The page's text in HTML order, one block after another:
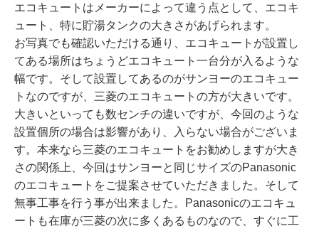
エコキュートはメーカーによって違う点として、エコキ
ュート、特に貯湯タンクの大きさがあげられます。
お写真でも確認いただける通り、エコキュートが設置し
てある場所はちょうどエコキュート一台分が入るような
幅です。そして設置してあるのがサンヨーのエコキュー
トなのですが、三菱のエコキュートの方が大きいです。
大きいといっても数センチの違いですが、今回のような
設置個所の場合は影響があり、入らない場合がございま
す。本来なら三菱のエコキュートをお勧めしますが大き
さの関係上、今回はサンヨーと同じサイズのPanasonic
のエコキュートをご提案させていただきました。そして
無事工事を行う事が出来ました。Panasonicのエコキュ
ートも在庫が三菱の次に多くあるものなので、すぐに工